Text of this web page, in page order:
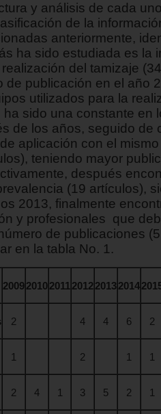
y análisis de cada
de la
anteriormente,
ha sido estudiada es la
del tamizaje
de publicación en el año
utilizados para la
sido una constante en
de los años, seguido de
aplicación con el
teniendo mayor
después
(19 artículos),
2013, finalmente
y profesionales que
de publicaciones
en la tabla No. 1.
200920102011 2012 20132014
2 4 4 6 2
1 2 1 1
2 4 1 3 5 2 1